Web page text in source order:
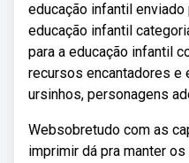
educação infantil
educação infantil
para a educação infantil
recursos encantadores e
ursinhos, personagens
Websobretudo com as
imprimir dá pra manter